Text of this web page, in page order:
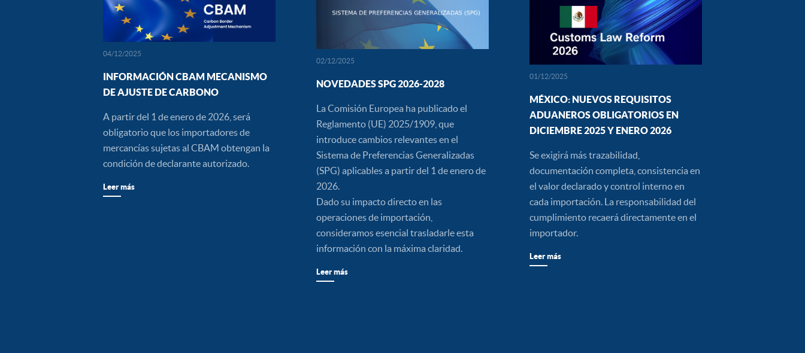
04/12/2025
INFORMACIÓN CBAM MECANISMO
DE AJUSTE DE CARBONO
A partir del 1 de enero de 2026, será
obligatorio que los importadores de
mercancías sujetas al CBAM obtengan la
condición de declarante autorizado.
Leer más
02/12/2025
NOVEDADES SPG 2026-2028
La Comisión Europea ha publicado el
Reglamento (UE) 2025/1909, que
introduce cambios relevantes en el
Sistema de Preferencias Generalizadas
(SPG) aplicables a partir del 1 de enero de
2026.
Dado su impacto directo en las
operaciones de importación,
consideramos esencial trasladarle esta
información con la máxima claridad.
Leer más
01/12/2025
MÉXICO: NUEVOS REQUISITOS
ADUANEROS OBLIGATORIOS EN
DICIEMBRE 2025 Y ENERO 2026
Se exigirá más trazabilidad,
documentación completa, consistencia en
el valor declarado y control interno en
cada importación. La responsabilidad del
cumplimiento recaerá directamente en el
importador.
Leer más